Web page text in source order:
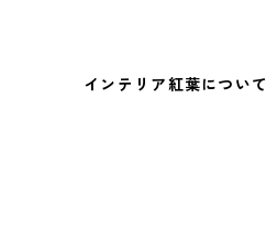
インテリア紅葉について